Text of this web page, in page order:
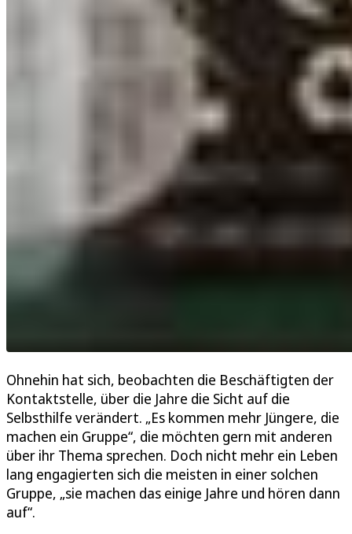
Ohnehin hat sich, beobachten die Beschäftigten der
Kontaktstelle, über die Jahre die Sicht auf die
Selbsthilfe verändert. „Es kommen mehr Jüngere, die
machen ein Gruppe“, die möchten gern mit anderen
über ihr Thema sprechen. Doch nicht mehr ein Leben
lang engagierten sich die meisten in einer solchen
Gruppe, „sie machen das einige Jahre und hören dann
auf“.